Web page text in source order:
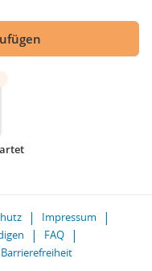
Impressum
FAQ
Barrierefreiheit